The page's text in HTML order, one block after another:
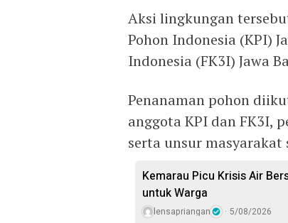
Aksi lingkungan
Pohon Indonesia (KPI)
Indonesia (FK3I) Jawa
Penanaman pohon
anggota KPI dan FK3I,
serta unsur masyarakat
Kemarau Picu Krisis Air
untuk Warga
lensapriangan 5/08/2026